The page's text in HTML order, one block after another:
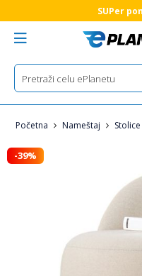
SUPer
Početna Nameštaj Stolice
-39%